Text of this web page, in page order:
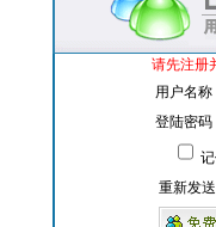
请先注册
用户名
登陆密
重新发